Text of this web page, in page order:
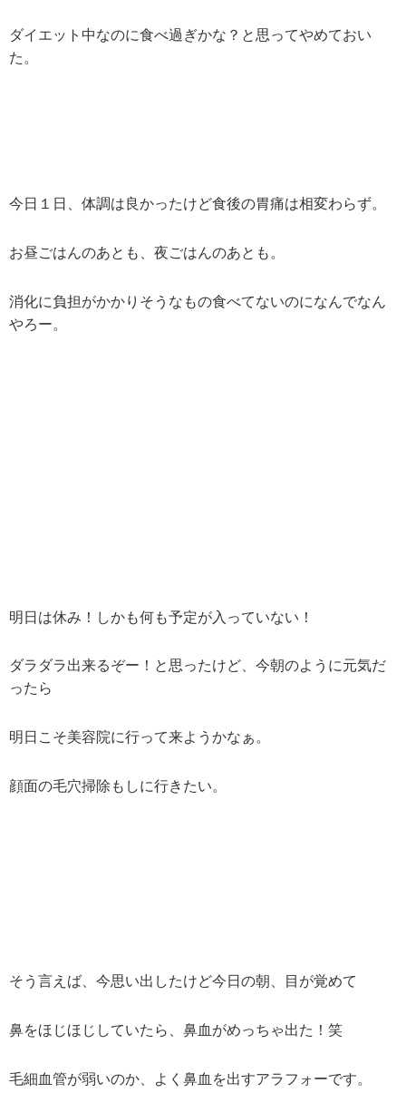
ダイエット中なのに食べ過ぎかな？と思ってやめておい
た。
今日１日、体調は良かったけど食後の胃痛は相変わらず。
お昼ごはんのあとも、夜ごはんのあとも。
消化に負担がかかりそうなもの食べてないのになんでなん
やろー。
明日は休み！しかも何も予定が入っていない！
ダラダラ出来るぞー！と思ったけど、今朝のように元気だ
ったら
明日こそ美容院に行って来ようかなぁ。
顔面の毛穴掃除もしに行きたい。
そう言えば、今思い出したけど今日の朝、目が覚めて
鼻をほじほじしていたら、鼻血がめっちゃ出た！笑
毛細血管が弱いのか、よく鼻血を出すアラフォーです。